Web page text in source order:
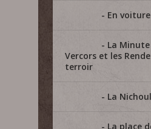
En
La
Vercors et les
terroir
La
La place